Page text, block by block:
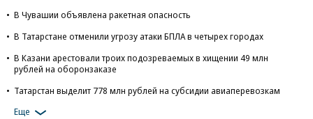
В Чувашии объявлена ракетная опасность
В Татарстане отменили угрозу атаки БПЛА в четырех городах
В Казани арестовали троих подозреваемых в хищении 49 млн
рублей на оборонзаказе
Татарстан выделит 778 млн рублей на субсидии авиаперевозкам
Еще